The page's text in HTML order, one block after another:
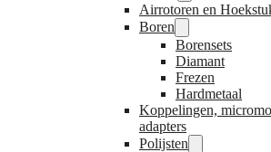
Airrotoren en
Boren
Borensets
Diamant
Frezen
Hardmetaal
Koppelingen,
adapters
Polijsten